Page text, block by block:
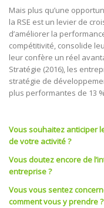
Mais plus qu’une
la RSE est un levier de
d’améliorer la
compétitivité, consolide
leur confère un réel
Stratégie (2016), les
stratégie de
plus performantes de 13
Vous souhaitez anticiper
de votre activité ?
Vous doutez encore de
entreprise ?
Vous vous sentez
comment vous y prendre ?